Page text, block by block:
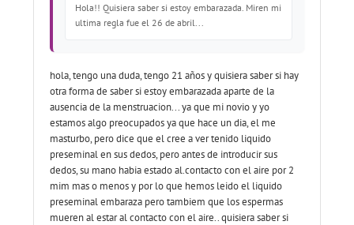
Hola!! Quisiera saber si estoy embarazada. Miren mi
ultima regla fue el 26 de abril...
hola, tengo una duda, tengo 21 años y quisiera saber si hay
otra forma de saber si estoy embarazada aparte de la
ausencia de la menstruacion... ya que mi novio y yo
estamos algo preocupados ya que hace un dia, el me
masturbo, pero dice que el cree a ver tenido liquido
preseminal en sus dedos, pero antes de introducir sus
dedos, su mano habia estado al.contacto con el aire por 2
mim mas o menos y por lo que hemos leido el liquido
preseminal embaraza pero tambiem que los espermas
mueren al estar al contacto con el aire.. quisiera saber si